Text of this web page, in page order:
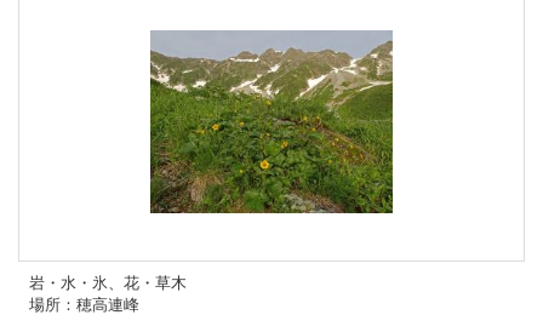
岩・水・氷、花・草木
場所：穂高連峰